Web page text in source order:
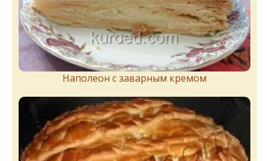
Наполеон с заварным кремом